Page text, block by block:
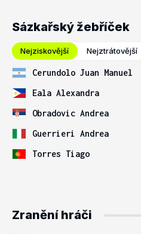
Sázkařský žebříček
Nejziskovější Nejztrátovější
Cerundolo Juan Manuel
Eala Alexandra
Obradovic Andrea
Guerrieri Andrea
Torres Tiago
Zranění hráči